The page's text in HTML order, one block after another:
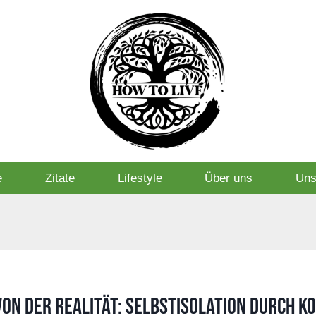
Zitate Lifestyle Über uns
der Realität: Selbstisolation durch